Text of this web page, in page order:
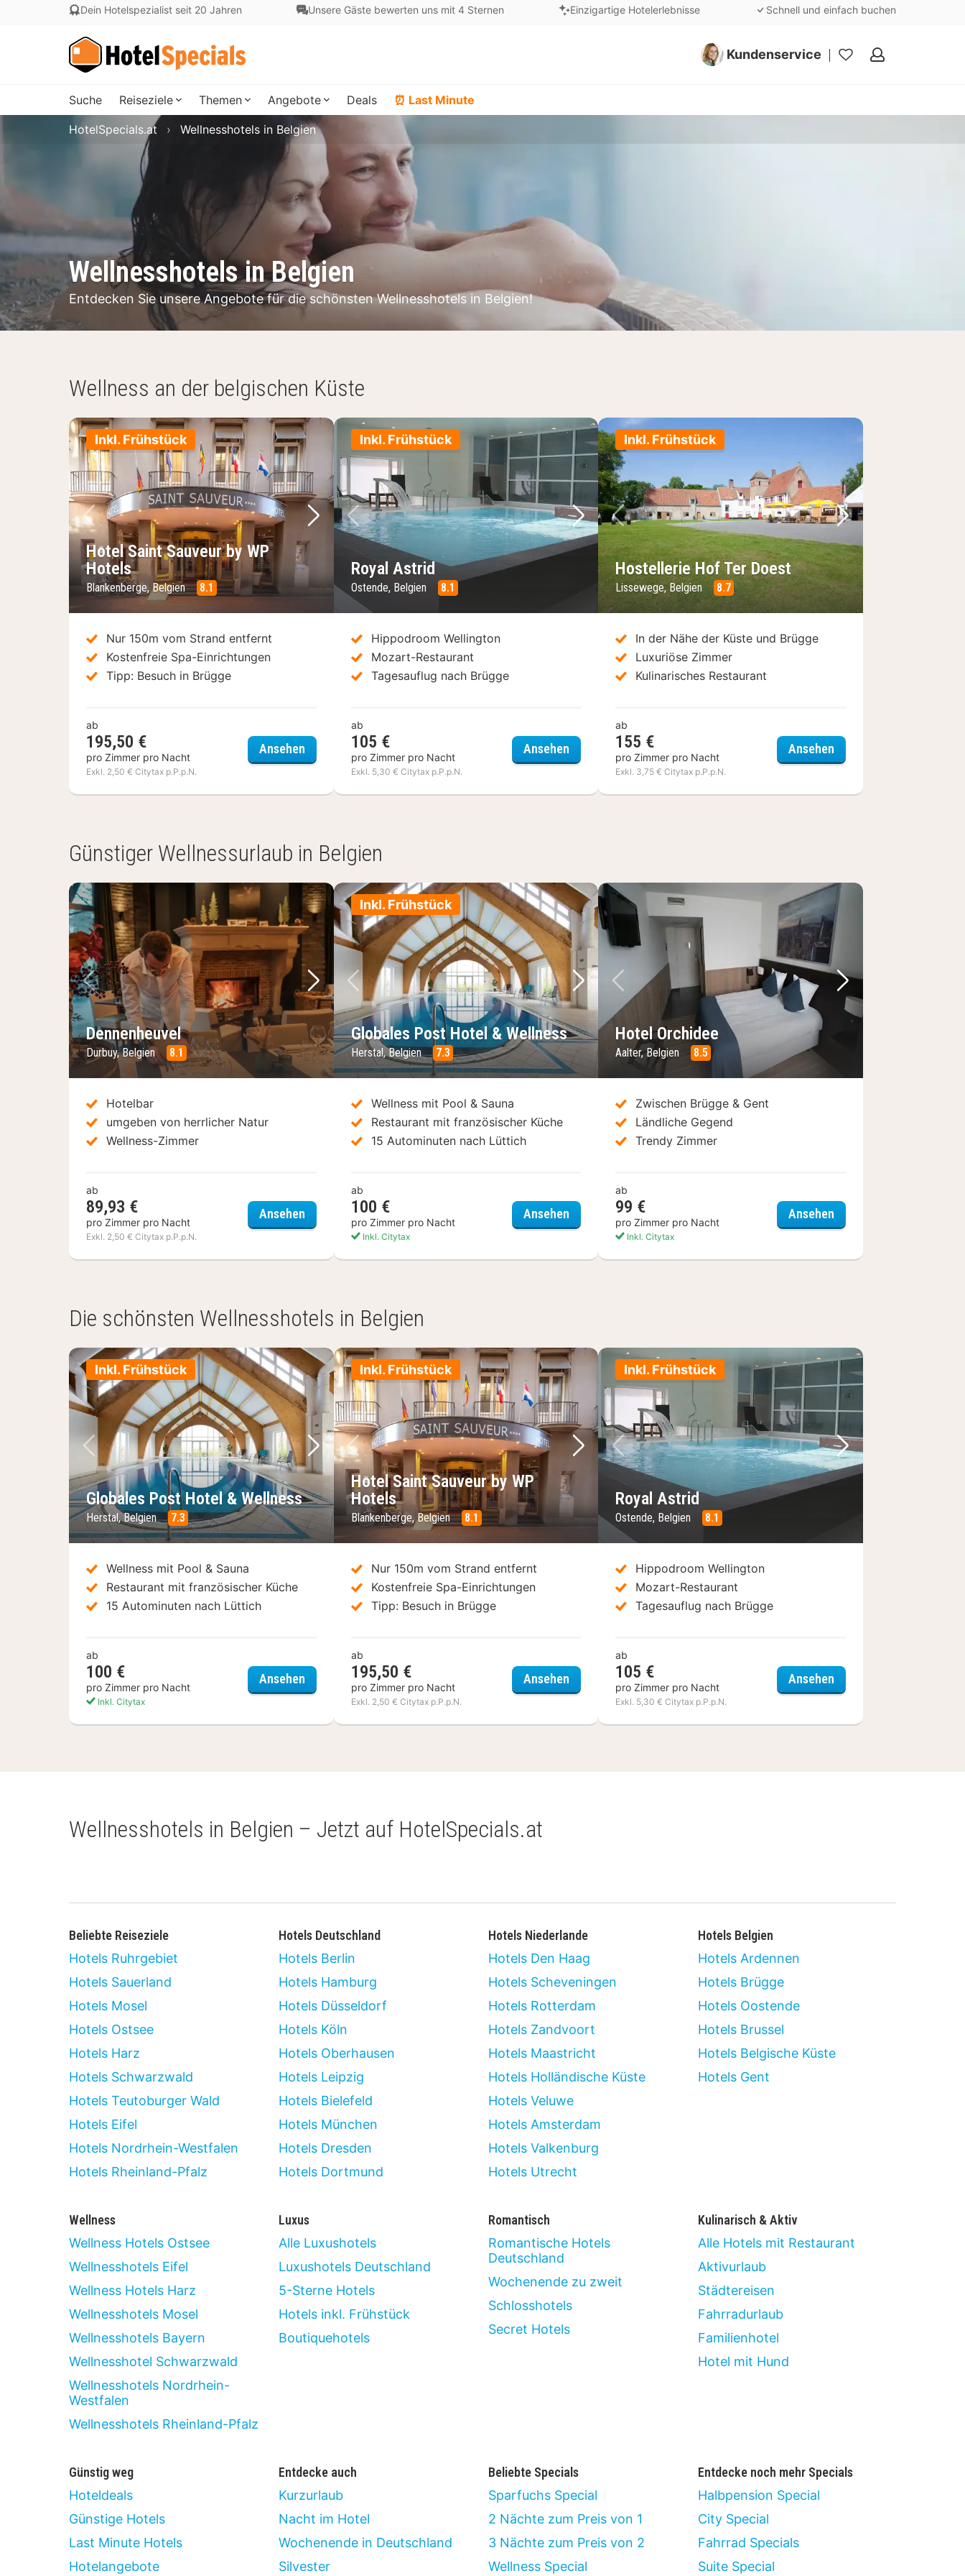
Dein Hotelspezialist seit 20 Jahren Unsere Gäste bewerten uns mit 4 Sternen Einzigartige Hotelerlebnisse Schnell und einfach buchen
Kundenservice
Meine
Suche Reiseziele Themen Angebote Deals ⏰ Last Minute
Wellnesshotels in Belgien
Entdecken Sie unsere Angebote für die schönsten Wellnesshotels in Belgien!
HotelSpecials.at Wellnesshotels in Belgien
Wellness an der belgischen Küste
Inkl. Frühstück
Vorheriges Bild
Nächstes Bild
Hotel Saint Sauveur by WP
Hotels
Blankenberge, Belgien 8.1
Nur 150m vom Strand entfernt
Kostenfreie Spa-Einrichtungen
Tipp: Besuch in Brügge
ab
195,50 €
pro Zimmer pro Nacht
Exkl. 2,50 € Citytax p.P.p.N.
AnsehenHotel Saint Sauveur by WP Hotels
Inkl. Frühstück
Vorheriges Bild
Nächstes Bild
Royal Astrid
Ostende, Belgien 8.1
Hippodroom Wellington
Mozart-Restaurant
Tagesauflug nach Brügge
ab
105 €
pro Zimmer pro Nacht
Exkl. 5,30 € Citytax p.P.p.N.
Ansehen Royal Astrid
Inkl. Frühstück
Vorheriges Bild
Nächstes Bild
Hostellerie Hof Ter Doest
Lissewege, Belgien 8.7
In der Nähe der Küste und Brügge
Luxuriöse Zimmer
Kulinarisches Restaurant
ab
155 €
pro Zimmer pro Nacht
Exkl. 3,75 € Citytax p.P.p.N.
AnsehenHostellerie Hof Ter Doest
Günstiger Wellnessurlaub in Belgien
Vorheriges Bild
Nächstes Bild
Dennenheuvel
Durbuy, Belgien 8.1
Hotelbar
umgeben von herrlicher Natur
Wellness-Zimmer
ab
89,93 €
pro Zimmer pro Nacht
Exkl. 2,50 € Citytax p.P.p.N.
AnsehenDennenheuvel
Inkl. Frühstück
Vorheriges Bild
Nächstes Bild
Globales Post Hotel & Wellness
Herstal, Belgien 7.3
Wellness mit Pool & Sauna
Restaurant mit französischer Küche
15 Autominuten nach Lüttich
ab
100 €
pro Zimmer pro Nacht
Inkl. Citytax
Ansehen Globales Post Hotel & Wellness
Vorheriges Bild
Nächstes Bild
Hotel Orchidee
Aalter, Belgien 8.5
Zwischen Brügge & Gent
Ländliche Gegend
Trendy Zimmer
ab
99 €
pro Zimmer pro Nacht
Inkl. Citytax
AnsehenHotel Orchidee
Die schönsten Wellnesshotels in Belgien
Inkl. Frühstück
Vorheriges Bild
Nächstes Bild
Globales Post Hotel & Wellness
Herstal, Belgien 7.3
Wellness mit Pool & Sauna
Restaurant mit französischer Küche
15 Autominuten nach Lüttich
ab
100 €
pro Zimmer pro Nacht
Inkl. Citytax
AnsehenGlobales Post Hotel & Wellness
Inkl. Frühstück
Vorheriges Bild
Nächstes Bild
Hotel Saint Sauveur by WP
Hotels
Blankenberge, Belgien 8.1
Nur 150m vom Strand entfernt
Kostenfreie Spa-Einrichtungen
Tipp: Besuch in Brügge
ab
195,50 €
pro Zimmer pro Nacht
Exkl. 2,50 € Citytax p.P.p.N.
Ansehen Hotel Saint Sauveur by WP Hotels
Inkl. Frühstück
Vorheriges Bild
Nächstes Bild
Royal Astrid
Ostende, Belgien 8.1
Hippodroom Wellington
Mozart-Restaurant
Tagesauflug nach Brügge
ab
105 €
pro Zimmer pro Nacht
Exkl. 5,30 € Citytax p.P.p.N.
AnsehenRoyal Astrid
Wellnesshotels in Belgien – Jetzt auf HotelSpecials.at
Beliebte Reiseziele
Hotels Ruhrgebiet
Hotels Sauerland
Hotels Mosel
Hotels Ostsee
Hotels Harz
Hotels Schwarzwald
Hotels Teutoburger Wald
Hotels Eifel
Hotels Nordrhein-Westfalen
Hotels Rheinland-Pfalz
Hotels Deutschland
Hotels Berlin
Hotels Hamburg
Hotels Düsseldorf
Hotels Köln
Hotels Oberhausen
Hotels Leipzig
Hotels Bielefeld
Hotels München
Hotels Dresden
Hotels Dortmund
Hotels Niederlande
Hotels Den Haag
Hotels Scheveningen
Hotels Rotterdam
Hotels Zandvoort
Hotels Maastricht
Hotels Holländische Küste
Hotels Veluwe
Hotels Amsterdam
Hotels Valkenburg
Hotels Utrecht
Hotels Belgien
Hotels Ardennen
Hotels Brügge
Hotels Oostende
Hotels Brussel
Hotels Belgische Küste
Hotels Gent
Wellness
Wellness Hotels Ostsee
Wellnesshotels Eifel
Wellness Hotels Harz
Wellnesshotels Mosel
Wellnesshotels Bayern
Wellnesshotel Schwarzwald
Wellnesshotels Nordrhein-
Westfalen
Wellnesshotels Rheinland-Pfalz
Luxus
Alle Luxushotels
Luxushotels Deutschland
5-Sterne Hotels
Hotels inkl. Frühstück
Boutiquehotels
Romantisch
Romantische Hotels
Deutschland
Wochenende zu zweit
Schlosshotels
Secret Hotels
Kulinarisch & Aktiv
Alle Hotels mit Restaurant
Aktivurlaub
Städtereisen
Fahrradurlaub
Familienhotel
Hotel mit Hund
Günstig weg
Hoteldeals
Günstige Hotels
Last Minute Hotels
Hotelangebote
Entdecke auch
Kurzurlaub
Nacht im Hotel
Wochenende in Deutschland
Silvester
Beliebte Specials
Sparfuchs Special
2 Nächte zum Preis von 1
3 Nächte zum Preis von 2
Wellness Special
Entdecke noch mehr Specials
Halbpension Special
City Special
Fahrrad Specials
Suite Special